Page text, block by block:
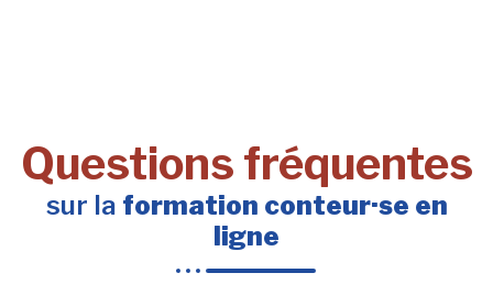
Questions fréquentes
sur la formation conteur·se en
ligne